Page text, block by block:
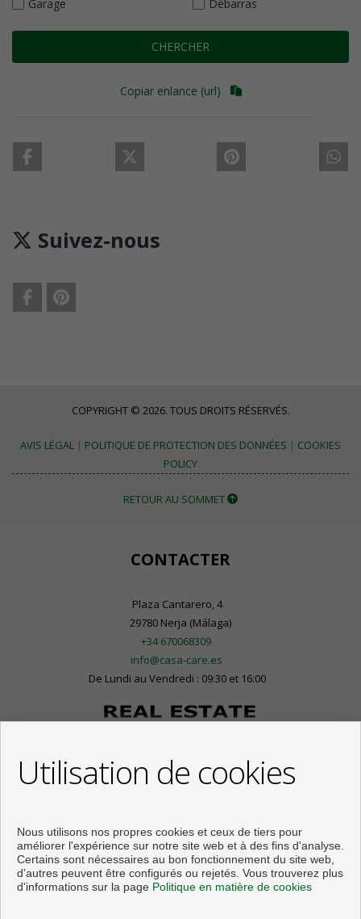
Garage
Débarras
CHERCHER
Copiar enlance (url)
Suivez-nous
COPYRIGHT © 2026. TOUS DROITS RÉSERVÉS.
AVIS LÉGAL | POLITIQUE DE PROTECTION DES DONNÉES | COOKIES
POLICY
RETOUR AU SOMMET
CONTACTER
Plaza Cantarero, 4
29780 Nerja (Málaga)
+34 670068309
info@casa-care.es
De Lundi au Vendredi : 09:30 et 16:00
Appartements et maisons à vendre à Nerja
Utilisation de cookies
Nous utilisons nos propres cookies et ceux de tiers pour
améliorer l'expérience sur notre site web et à des fins d'analyse.
Certains sont nécessaires au bon fonctionnement du site web,
d'autres peuvent être configurés ou rejetés. Vous trouverez plus
d'informations sur la page Politique en matière de cookies